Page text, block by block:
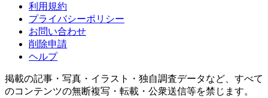
利用規約
プライバシーポリシー
お問い合わせ
削除申請
ヘルプ
掲載の記事・写真・イラスト・独自調査データなど、すべて
のコンテンツの無断複写・転載・公衆送信等を禁じます。